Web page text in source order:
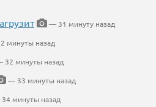
— 31 минуту назад
минуты назад
32 минуты назад
— 33 минуты назад
минуты назад